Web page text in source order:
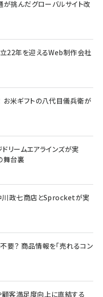
挑んだグローバルサイト改
22年を迎えるWeb制作会社
お米ギフトの八代目儀兵衛が
リームエアラインズが実
舞台裏
川政七商店とSprocketが実
要？ 商品情報を「売れるコン
顧客満足度向上に直結する